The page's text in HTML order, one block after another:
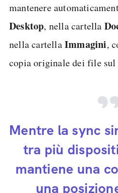
mantenere
Desktop, nella cartella
nella cartellaImmagini,
copia originale dei file sul
Mentre la sync
tra più
mantiene una
una